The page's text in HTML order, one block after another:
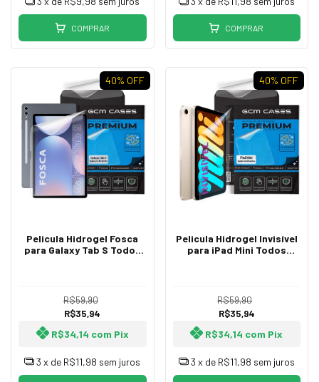
COMPRAR COMPRAR
40% OFF
Pelicula Hidrogel Fosca
para Galaxy Tab S Todos
R$59,90
R$35,94
R$34,14 com Pix
3 x de R$11,98 sem juros
40% OFF
Pelicula Hidrogel Invisível
para iPad Mini Todos
R$59,90
R$35,94
R$34,14 com Pix
3 x de R$11,98 sem juros